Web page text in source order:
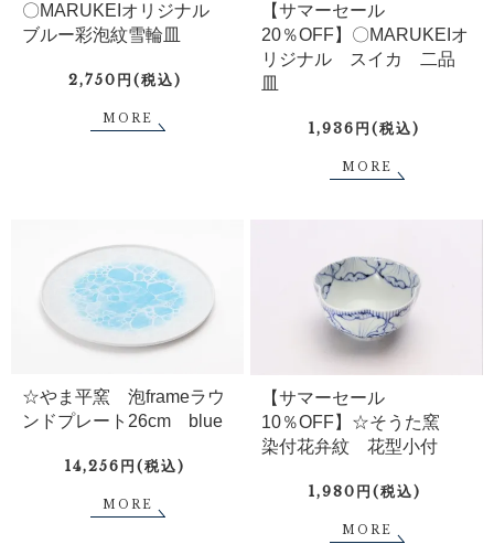
〇MARUKEIオリジナル
ブルー彩泡紋雪輪皿
2,750円(税込)
MORE
【サマーセール
20％OFF】〇MARUKEIオ
リジナル スイカ 二品
皿
1,936円(税込)
MORE
☆やま平窯 泡frameラウ
ンドプレート26cm blue
14,256円(税込)
MORE
【サマーセール
10％OFF】☆そうた窯
染付花弁紋 花型小付
1,980円(税込)
MORE